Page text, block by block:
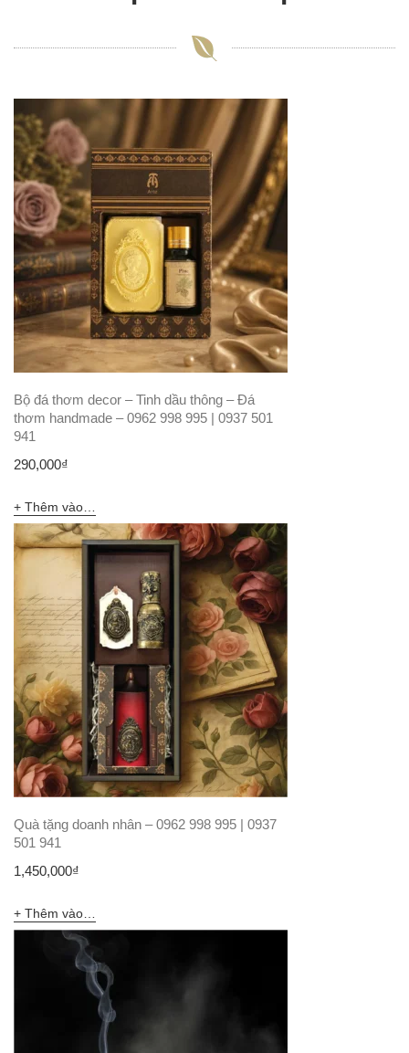
Bộ đá thơm decor – Tinh dầu thông – Đá
thơm handmade – 0962 998 995 | 0937 501
941
290,000₫
Thêm vào giỏ hàng
Quà tặng doanh nhân – 0962 998 995 | 0937
501 941
1,450,000₫
Thêm vào giỏ hàng